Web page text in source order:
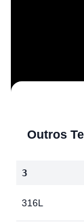
Outros
3
316L